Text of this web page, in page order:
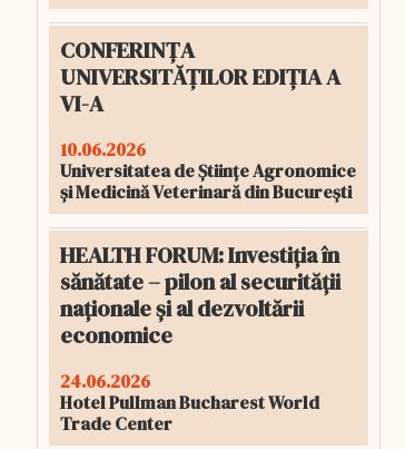
CONFERINȚA
UNIVERSITĂȚILOR EDIȚIA A
VI-A
10.06.2026
Universitatea de Științe Agronomice
și Medicină Veterinară din București
HEALTH FORUM: Investiția în
sănătate – pilon al securității
naționale și al dezvoltării
economice
24.06.2026
Hotel Pullman Bucharest World
Trade Center